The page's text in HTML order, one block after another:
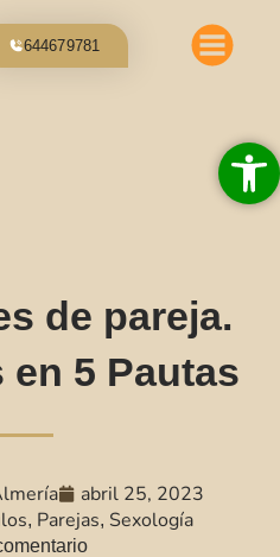
644679781
de pareja.
5 Pautas
abril 25, 2023
, Parejas, Sexología
Abrir